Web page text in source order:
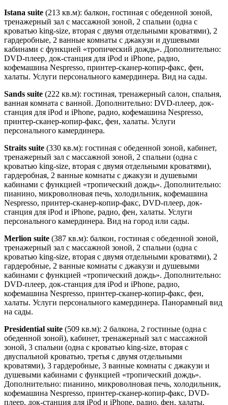
Istana suite (213 кв.м): балкон, гостиная с обеденной зоной,
тренажерный зал с массажной зоной, 2 спальни (одна с
кроватью king-size, вторая с двумя отдельными кроватями), 2
гардеробные, 2 ванные комнаты с джакузи и душевыми
кабинами с функцией «тропический дождь». Дополнительно:
DVD-плеер, док-станция для iPod и iPhone, радио,
кофемашина Nespresso, принтер-сканер-копир-факс, фен,
халаты. Услуги персонального камердинера. Вид на сады.
Sands suite (222 кв.м): гостиная, тренажерный салон, спальня,
ванная комната с ванной. Дополнительно: DVD-плеер, док-
станция для iPod и iPhone, радио, кофемашина Nespresso,
принтер-сканер-копир-факс, фен, халаты. Услуги
персонального камердинера.
Straits suite (330 кв.м): гостиная с обеденной зоной, кабинет,
тренажерный зал с массажной зоной, 2 спальни (одна с
кроватью king-size, вторая с двумя отдельными кроватями),
гардеробная, 2 ванные комнаты с джакузи и душевыми
кабинами с функцией «тропический дождь». Дополнительно:
пианино, микроволновая печь, холодильник, кофемашина
Nespresso, принтер-сканер-копир-факс, DVD-плеер, док-
станция для iPod и iPhone, радио, фен, халаты. Услуги
персонального камердинера. Вид на город или сады.
Merlion suite (387 кв.м): балкон, гостиная с обеденной зоной,
тренажерный зал с массажной зоной, 2 спальни (одна с
кроватью king-size, вторая с двумя отдельными кроватями), 2
гардеробные, 2 ванные комнаты с джакузи и душевыми
кабинами с функцией «тропический дождь». Дополнительно:
DVD-плеер, док-станция для iPod и iPhone, радио,
кофемашина Nespresso, принтер-сканер-копир-факс, фен,
халаты. Услуги персонального камердинера. Панорамный вид
на сады.
Presidential suite (509 кв.м): 2 балкона, 2 гостиные (одна с
обеденной зоной), кабинет, тренажерный зал с массажной
зоной, 3 спальни (одна с кроватью king-size, вторая с
двуспальной кроватью, третья с двумя отдельными
кроватями), 3 гардеробные, 3 ванные комнаты с джакузи и
душевыми кабинами с функцией «тропический дождь».
Дополнительно: пианино, микроволновая печь, холодильник,
кофемашина Nespresso, принтер-сканер-копир-факс, DVD-
плеер, док-станция для iPod и iPhone, радио, фен, халаты.